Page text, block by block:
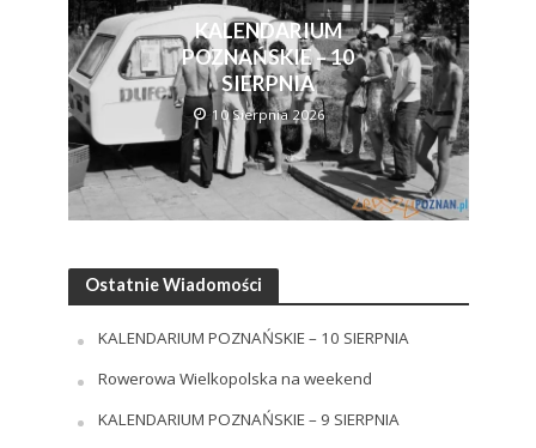
KALENDARIUM
POZNAŃSKIE – 10
SIERPNIA
10 Sierpnia 2026
Ostatnie Wiadomości
KALENDARIUM POZNAŃSKIE – 10 SIERPNIA
Rowerowa Wielkopolska na weekend
KALENDARIUM POZNAŃSKIE – 9 SIERPNIA